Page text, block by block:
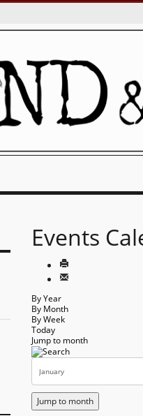
Events
By Year
By Month
By Week
Today
Jump to month
Jump to month